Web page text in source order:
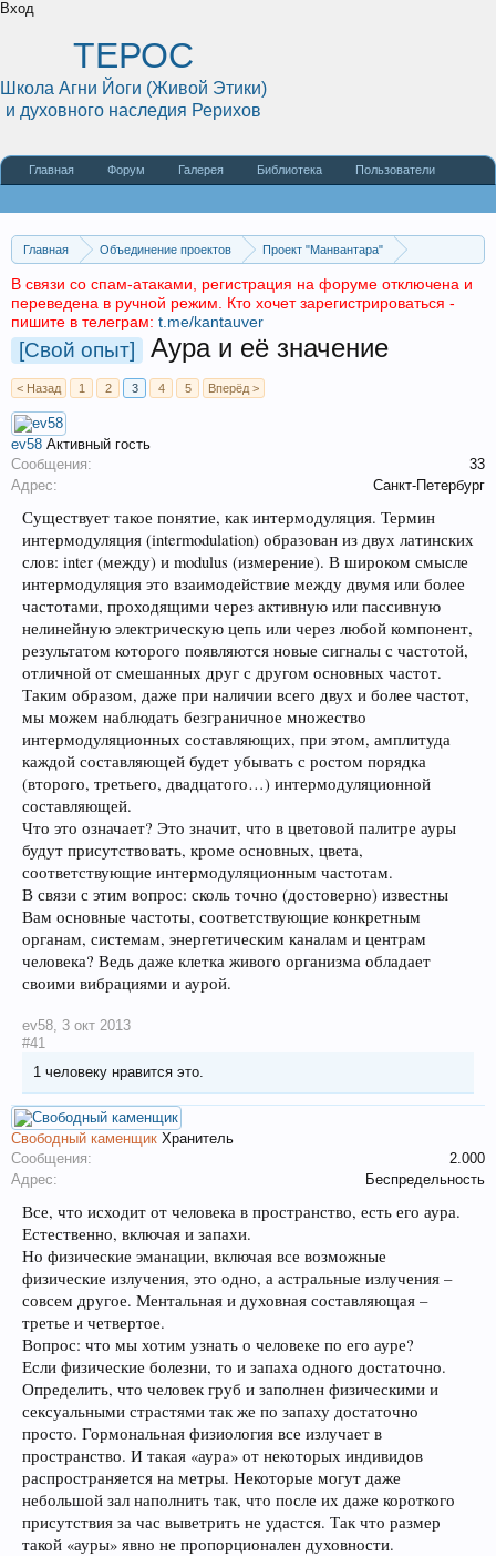
Вход
Главная Объединение проектов
Проект "Манвантара"
Ясновидение
В связи со спам-атаками, регистрация на форуме отключена и
переведена в ручной режим. Кто хочет зарегистрироваться -
пишите в телеграм: t.me/kantauver
[Свой опыт] Аура и её значение
< Назад 1 2 3 4 5 Вперёд >
ev58 Активный гость
Сообщения:
33
Адрес:
Санкт-Петербург
Существует такое понятие, как интермодуляция. Термин
интермодуляция (intermodulation) образован из двух латинских
слов: inter (между) и modulus (измерение). В широком смысле
интермодуляция это взаимодействие между двумя или более
частотами, проходящими через активную или пассивную
нелинейную электрическую цепь или через любой компонент,
результатом которого появляются новые сигналы с частотой,
отличной от смешанных друг с другом основных частот.
Таким образом, даже при наличии всего двух и более частот,
мы можем наблюдать безграничное множество
интермодуляционных составляющих, при этом, амплитуда
каждой составляющей будет убывать с ростом порядка
(второго, третьего, двадцатого…) интермодуляционной
составляющей.
Что это означает? Это значит, что в цветовой палитре ауры
будут присутствовать, кроме основных, цвета,
соответствующие интермодуляционным частотам.
В связи с этим вопрос: сколь точно (достоверно) известны
Вам основные частоты, соответствующие конкретным
органам, системам, энергетическим каналам и центрам
человека? Ведь даже клетка живого организма обладает
своими вибрациями и аурой.
ev58, 3 окт 2013
#41
1 человеку нравится это.
Свободный каменщик Хранитель
Сообщения:
2.000
Адрес:
Беспредельность
Все, что исходит от человека в пространство, есть его аура.
Естественно, включая и запахи.
Но физические эманации, включая все возможные
физические излучения, это одно, а астральные излучения –
совсем другое. Ментальная и духовная составляющая –
третье и четвертое.
Вопрос: что мы хотим узнать о человеке по его ауре?
Если физические болезни, то и запаха одного достаточно.
Определить, что человек груб и заполнен физическими и
сексуальными страстями так же по запаху достаточно
просто. Гормональная физиология все излучает в
пространство. И такая «аура» от некоторых индивидов
распространяется на метры. Некоторые могут даже
небольшой зал наполнить так, что после их даже короткого
присутствия за час выветрить не удастся. Так что размер
такой «ауры» явно не пропорционален духовности.
ТЕРОС
Школа Агни Йоги (Живой Этики)
и духовного наследия Рерихов
Главная Форум Галерея Библиотека Пользователи